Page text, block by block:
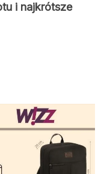
i najkrótsze